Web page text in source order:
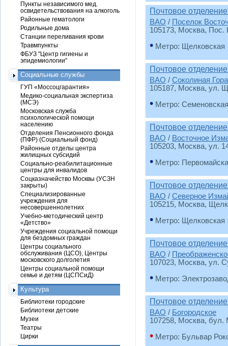
Почтовое
ВАО / Поселок
105173, Москва, Пос.
• Метро: Щелковская
Почтовое
ВАО / Соколиная Гора
105187, Москва, ул.
• Метро: Семеновская
Почтовое
ВАО / Восточное
105203, Москва, ул.
• Метро:
Почтовое
ВАО / Северное
105215, Москва,
• Метро: Щелковская
Почтовое
ВАО /
107023, Москва, ул.
• Метро:
Почтовое
ВАО / Богородское
107258, Москва, бул.
• Метро: Бульвар
Пункты независимого мед.
освидетельствования на алкоголь
Районные гематологи
Родильные дома
Станции переливания крови
Травмпункты
ФБУЗ "Центр гигиены и
эпидемиологии"
Социальные службы
ГУП «Моссоцгарантия»
Медико-социальная экспертиза
(МСЭ)
Московская служба
психологической помощи
населению
Отделения Пенсионного фонда
(ПФР) (Социальный фонд)
Районные отделы центра
жилищных субсидий
Социально-реабилитационные
центры для инвалидов
Соцказначейство Москвы (УСЗН
закрыты)
Специализированные
учреждения для
несовершеннолетних
Учебно-методический центр
«Детство»
Учреждения социальной помощи
для бездомных граждан
Центры социального
обслуживания (ЦСО), Центры
московского долголетия
Центры социальной помощи
семье и детям (ЦСПСиД)
Культура
Библиотеки городские
Библиотеки детские
Музеи
Театры
Цирки